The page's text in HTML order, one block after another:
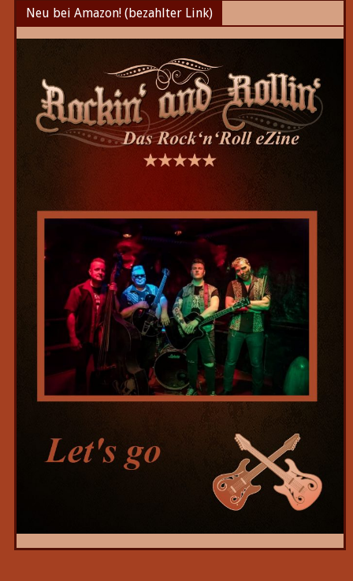
Neu bei Amazon! (bezahlter Link)